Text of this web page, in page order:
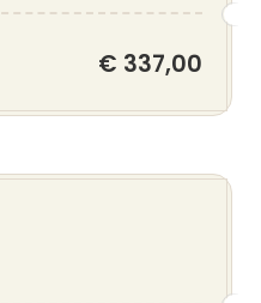
€ 337,00